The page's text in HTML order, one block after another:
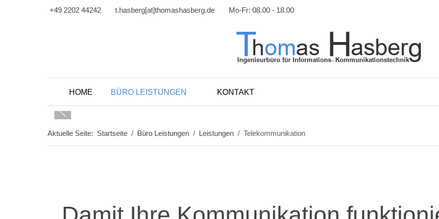
+49 2202 44242 t.hasberg[at]thomashasberg.de Mo-Fr: 08.00 - 18.00
HOME BÜRO LEISTUNGEN KONTAKT
Aktuelle Seite: Startseite Büro Leistungen Leistungen Telekommunikation